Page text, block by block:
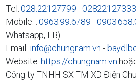
Tel: 028.22127799 -02822127333
Mobile: : 0963.99.6789 -
Whatsapp, FB)
Email: info@chungnam.vn -
Website: https://chungnam.vn
Công ty TNHH SX TM XD Điện